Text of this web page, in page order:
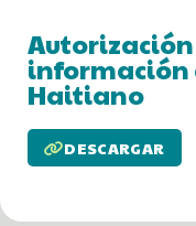
información
Haitiano
DESCARGAR